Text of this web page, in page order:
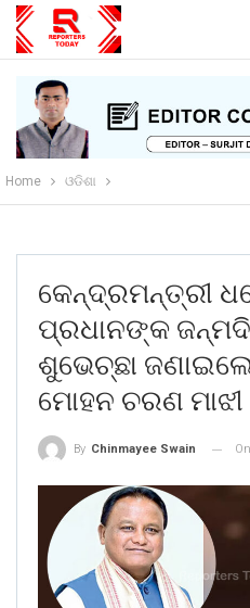
Home ଓଡିଶା
କେନ୍ଦ୍ରମନ୍ତ୍ରୀ
ପ୍ରଧାନଙ୍କ
ଶୁଭେଚ୍ଛା
ମୋହନ ଚରଣ ମାଝୀ
By Chinmayee Swain On